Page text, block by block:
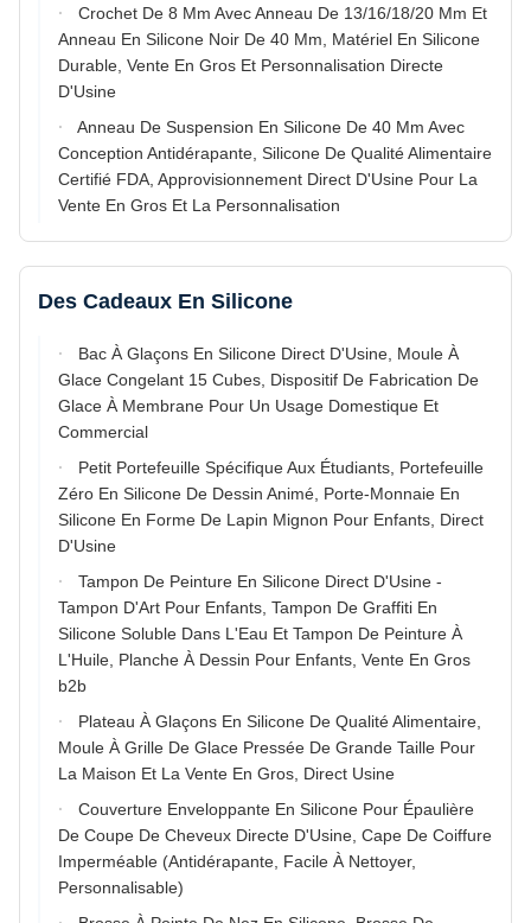
Crochet De 8 Mm Avec Anneau De 13/16/18/20 Mm Et
Anneau En Silicone Noir De 40 Mm, Matériel En Silicone
Durable, Vente En Gros Et Personnalisation Directe
D'Usine
Anneau De Suspension En Silicone De 40 Mm Avec
Conception Antidérapante, Silicone De Qualité Alimentaire
Certifié FDA, Approvisionnement Direct D'Usine Pour La
Vente En Gros Et La Personnalisation
Des Cadeaux En Silicone
Bac À Glaçons En Silicone Direct D'Usine, Moule À
Glace Congelant 15 Cubes, Dispositif De Fabrication De
Glace À Membrane Pour Un Usage Domestique Et
Commercial
Petit Portefeuille Spécifique Aux Étudiants, Portefeuille
Zéro En Silicone De Dessin Animé, Porte-Monnaie En
Silicone En Forme De Lapin Mignon Pour Enfants, Direct
D'Usine
Tampon De Peinture En Silicone Direct D'Usine -
Tampon D'Art Pour Enfants, Tampon De Graffiti En
Silicone Soluble Dans L'Eau Et Tampon De Peinture À
L'Huile, Planche À Dessin Pour Enfants, Vente En Gros
b2b
Plateau À Glaçons En Silicone De Qualité Alimentaire,
Moule À Grille De Glace Pressée De Grande Taille Pour
La Maison Et La Vente En Gros, Direct Usine
Couverture Enveloppante En Silicone Pour Épaulière
De Coupe De Cheveux Directe D'Usine, Cape De Coiffure
Imperméable (Antidérapante, Facile À Nettoyer,
Personnalisable)